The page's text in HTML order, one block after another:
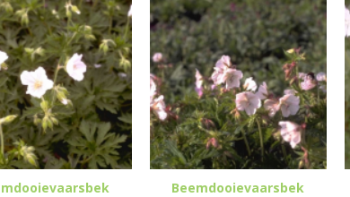
Beemdooievaarsbek